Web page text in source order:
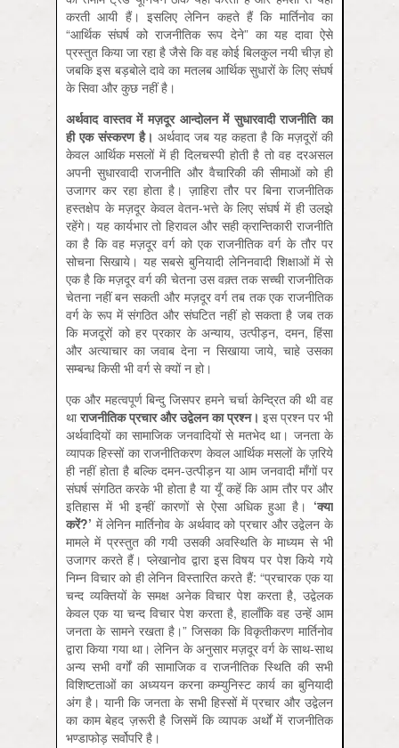
करती आयी हैं। इसलिए लेनिन कहते हैं कि मार्तिनोव का
“आर्थिक संघर्ष को राजनीतिक रूप देने” का यह दावा ऐसे
प्रस्तुत किया जा रहा है जैसे कि वह कोई बिलकुल नयी चीज़ हो
जबकि इस बड़बोले दावे का मतलब आर्थिक सुधारों के लिए संघर्ष
के सिवा और कुछ नहीं है।
अर्थवादवास्तवमेंमज़दूर आन्दोलनमेंसुधारवादीराजनीतिका
हीएकसंस्करणहै। अर्थवाद जब यह कहता है कि मज़दूरों की
केवल आर्थिक मसलों में ही दिलचस्पी होती है तो वह दरअसल
अपनी सुधारवादी राजनीति और वैचारिकी की सीमाओं को ही
उजागर कर रहा होता है। ज़ाहिरा तौर पर बिना राजनीतिक
हस्तक्षेप के मज़दूर केवल वेतन-भत्ते के लिए संघर्ष में ही उलझे
रहेंगे। यह कार्यभार तो हिरावल और सही क्रान्तिकारी राजनीति
का है कि वह मज़दूर वर्ग को एक राजनीतिक वर्ग के तौर पर
सोचना सिखाये। यह सबसे बुनियादी लेनिनवादी शिक्षाओं में से
एक है कि मज़दूर वर्ग की चेतना उस वक़्त तक सच्ची राजनीतिक
चेतना नहीं बन सकती और मज़दूर वर्ग तब तक एक राजनीतिक
वर्ग के रूप में संगठित और संघटित नहीं हो सकता है जब तक
कि मजदूरों को हर प्रकार के अन्याय, उत्पीड़न, दमन, हिंसा
और अत्याचार का जवाब देना न सिखाया जाये, चाहे उसका
सम्बन्ध किसी भी वर्ग से क्यों न हो।
एक और महत्वपूर्ण बिन्दु जिसपर हमने चर्चा केन्द्रित की थी वह
थाराजनीतिकप्रचारऔरउद्वेलनकाप्रश्न। इस प्रश्न पर भी
अर्थवादियों का सामाजिक जनवादियों से मतभेद था। जनता के
व्यापक हिस्सों का राजनीतिकरण केवल आर्थिक मसलों के ज़रिये
ही नहीं होता है बल्कि दमन-उत्पीड़न या आम जनवादी माँगों पर
संघर्ष संगठित करके भी होता है या यूँ कहें कि आम तौर पर और
इतिहास में भी इन्हीं कारणों से ऐसा अधिक हुआ है। ‘क्या
करें?’ में लेनिन मार्तिनोव के अर्थवाद को प्रचार और उद्वेलन के
मामले में प्रस्तुत की गयी उसकी अवस्थिति के माध्यम से भी
उजागर करते हैं। प्लेखानोव द्वारा इस विषय पर पेश किये गये
निम्न विचार को ही लेनिन विस्तारित करते हैं: “प्रचारक एक या
चन्द व्यक्तियों के समक्ष अनेक विचार पेश करता है, उद्वेलक
केवल एक या चन्द विचार पेश करता है, हालाँकि वह उन्हें आम
जनता के सामने रखता है।” जिसका कि विकृतीकरण मार्तिनोव
द्वारा किया गया था। लेनिन के अनुसार मज़दूर वर्ग के साथ-साथ
अन्य सभी वर्गों की सामाजिक व राजनीतिक स्थिति की सभी
विशिष्टताओं का अध्ययन करना कम्युनिस्ट कार्य का बुनियादी
अंग है। यानी कि जनता के सभी हिस्सों में प्रचार और उद्वेलन
का काम बेहद ज़रूरी है जिसमें कि व्यापक अर्थों में राजनीतिक
भण्डाफोड़ सर्वोपरि है।